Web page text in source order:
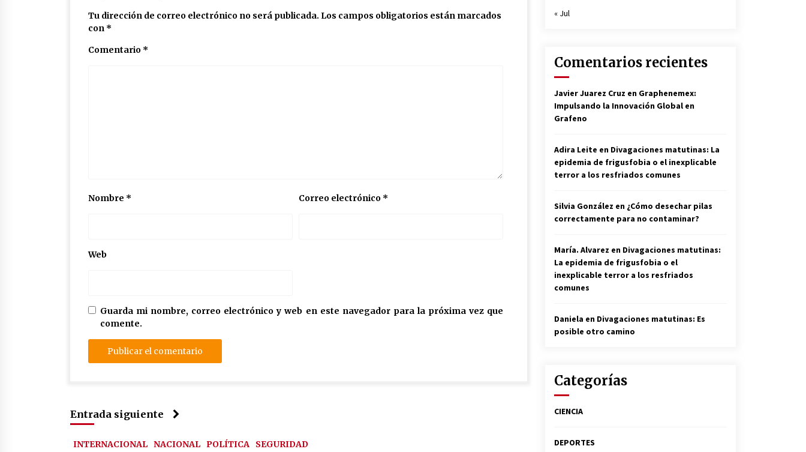
Tu dirección de correo electrónico no será publicada. Los campos obligatorios están marcados
con *
Comentario *
Nombre * Correo electrónico *
Web
Guarda mi nombre, correo electrónico y web en este navegador para la próxima vez que
comente.
Entrada siguiente
INTERNACIONAL NACIONAL POLÍTICA SEGURIDAD
« Jul
Comentarios recientes
Javier Juarez Cruz en Graphenemex:
Impulsando la Innovación Global en
Grafeno
Adira Leite en Divagaciones matutinas: La
epidemia de frigusfobia o el inexplicable
terror a los resfriados comunes
Silvia González en ¿Cómo desechar pilas
correctamente para no contaminar?
María. Alvarez en Divagaciones matutinas:
La epidemia de frigusfobia o el
inexplicable terror a los resfriados
comunes
Daniela en Divagaciones matutinas: Es
posible otro camino
Categorías
CIENCIA
DEPORTES